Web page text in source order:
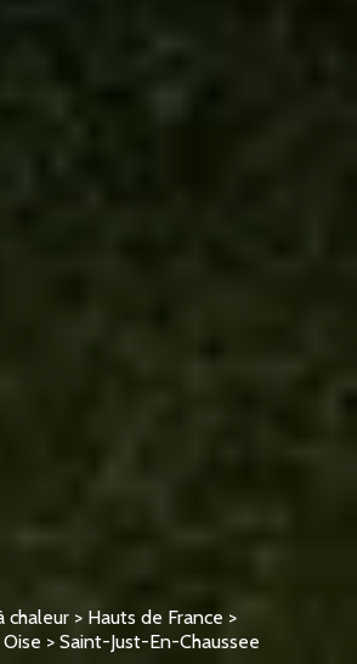
chaleur > Hauts de France >
> Saint-Just-En-Chaussee